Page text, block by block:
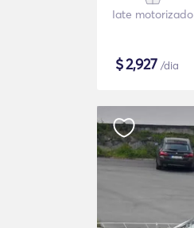
Iate motorizado
$2,927 /dia